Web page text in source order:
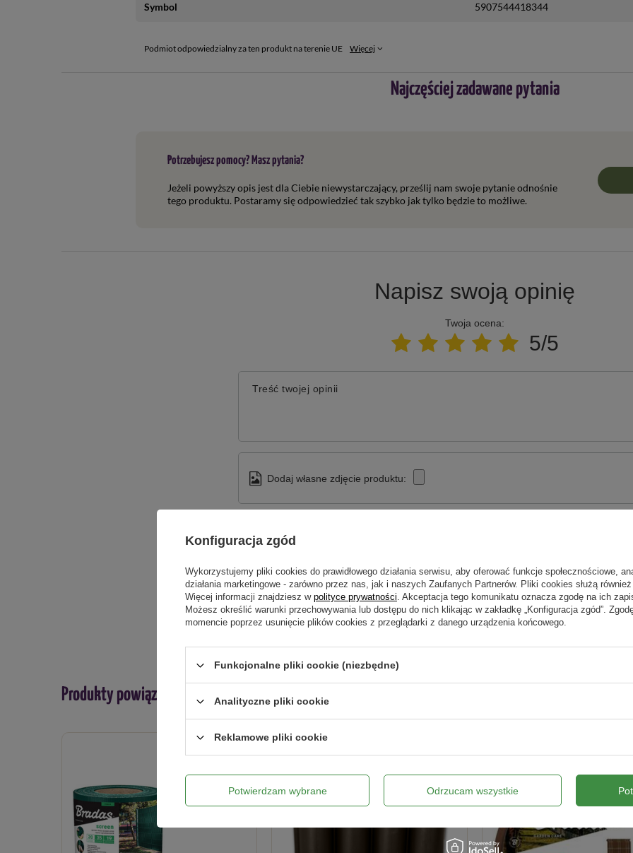
Symbol 5907544418344
Podmiot odpowiedzialny za ten produkt na terenie UE Więcej
Najczęściej zadawane pytania
Potrzebujesz pomocy? Masz pytania?
Jeżeli powyższy opis jest dla Ciebie niewystarczający, prześlij nam swoje pytanie odnośnie
tego produktu. Postaramy się odpowiedzieć tak szybko jak tylko będzie to możliwe.
Napisz swoją opinię
Twoja ocena:
5/5
Treść twojej opinii
Dodaj własne zdjęcie produktu:
Twój email
Wyślij opinię
Produkty powiązane
Konfiguracja zgód
Wykorzystujemy pliki cookies do prawidłowego działania serwisu, aby oferować funkcje społecznościowe,
działania marketingowe - zarówno przez nas, jak i naszych Zaufanych Partnerów. Pliki cookies służą
Więcej informacji znajdziesz w polityce prywatności. Akceptacja tego komunikatu oznacza zgodę na ich
Możesz określić warunki przechowywania lub dostępu do nich klikając w zakładkę „Konfiguracja zgód”.
momencie poprzez usunięcie plików cookies z przeglądarki z danego urządzenia końcowego.
Funkcjonalne pliki cookie (niezbędne)
Analityczne pliki cookie
Reklamowe pliki cookie
Potwierdzam wybrane Odrzucam wszystkie